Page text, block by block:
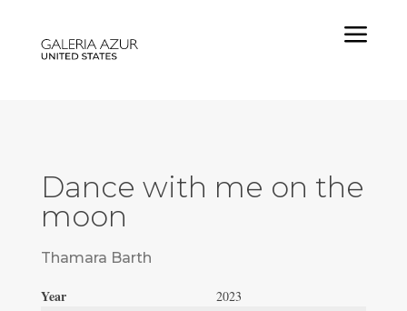
a
Dance with me on the
moon
Thamara Barth
Year 2023